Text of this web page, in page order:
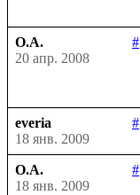
О.А.
#
20 апр. 2008
everia
#
18 янв. 2009
О.А.
#
18 янв. 2009